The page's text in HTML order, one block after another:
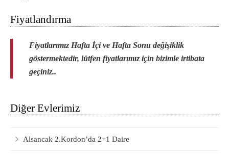
Fiyatlandırma
Fiyatlarımız Hafta İçi ve Hafta Sonu değişiklik
göstermektedir, lütfen fiyatlarımız için bizimle irtibata
geçiniz..
Diğer Evlerimiz
Alsancak 2.Kordon’da 2+1 Daire